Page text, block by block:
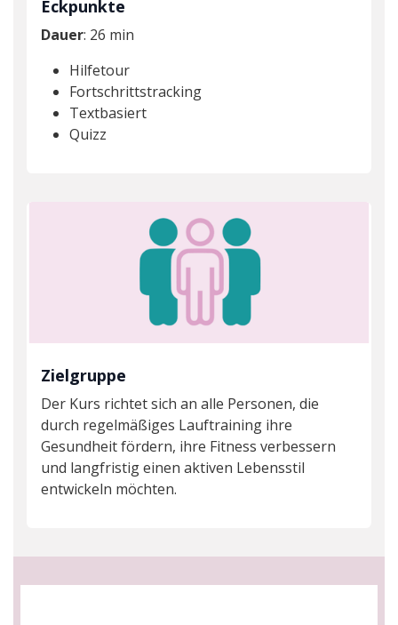
Eckpunkte
Dauer: 26 min
Hilfetour
Fortschrittstracking
Textbasiert
Quizz
Zielgruppe
Der Kurs richtet sich an alle Personen, die
durch regelmäßiges Lauftraining ihre
Gesundheit fördern, ihre Fitness verbessern
und langfristig einen aktiven Lebensstil
entwickeln möchten.